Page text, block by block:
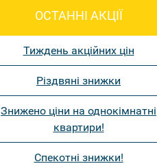
ОСТАННІ АКЦІЇ
Тиждень акційних цін
Різдвяні знижки
Знижено ціни на однокімнатні
квартири!
Спекотні знижки!